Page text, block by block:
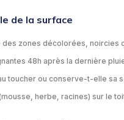
de la surface
zones décolorées, noircies
48h après la dernière
toucher ou conserve-t-elle sa
herbe, racines) sur le